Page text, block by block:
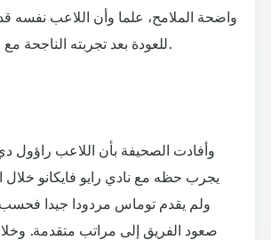
واضحة الملامح، علما وأن اللاعب نفسه
للعودة بعد تجربته الناجحة مع الفريق الإنجليزي.
وأفادت الصحيفة بأن اللاعب راؤول
يجرب حظه مع نادي رايو فايكانو
ولم يقدم توماس مردودا جيدا
صعود الفريق إلى مراتب متقدمة.